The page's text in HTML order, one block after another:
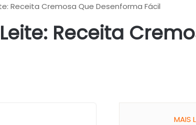
Receita Cremosa Que Desenforma Fácil
Receita
MAIS